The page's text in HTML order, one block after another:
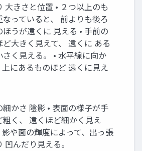
大きさと位置 • ２つ以上のも
なっていると、 前よりも後ろ
ほうが遠くに 見える • 手前の
ど大きく見えて、 遠くに ある
さく見える。 • 水平線に向か
上にあるものほど 遠くに見え
細かさ 陰影 • 表面の様子が手
粗く、 遠くほど細かく見え
影や面の輝度によって、出っ張
凹んだり見える。